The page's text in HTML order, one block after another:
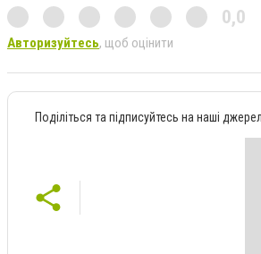
0,0
Авторизуйтесь, щоб оцінити
Поділіться та підписуйтесь на наші